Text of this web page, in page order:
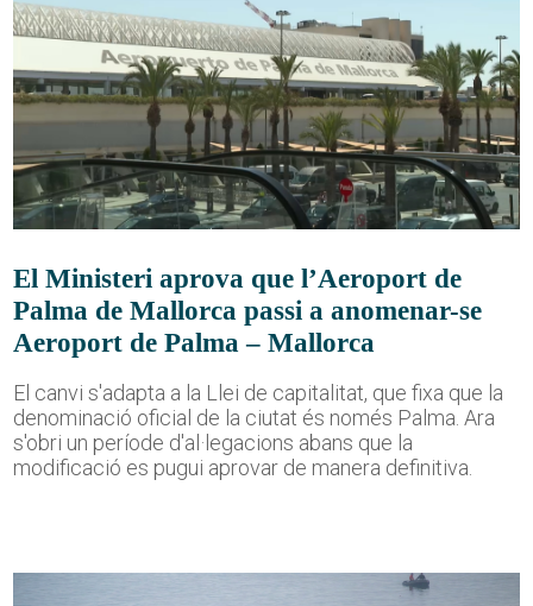
El Ministeri aprova que l’Aeroport de
Palma de Mallorca passi a anomenar-se
Aeroport de Palma – Mallorca
El canvi s'adapta a la Llei de capitalitat, que fixa que la
denominació oficial de la ciutat és només Palma. Ara
s'obri un període d'al·legacions abans que la
modificació es pugui aprovar de manera definitiva.